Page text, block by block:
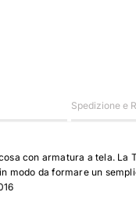
Spedizione e
con armatura a tela.
modo da formare un